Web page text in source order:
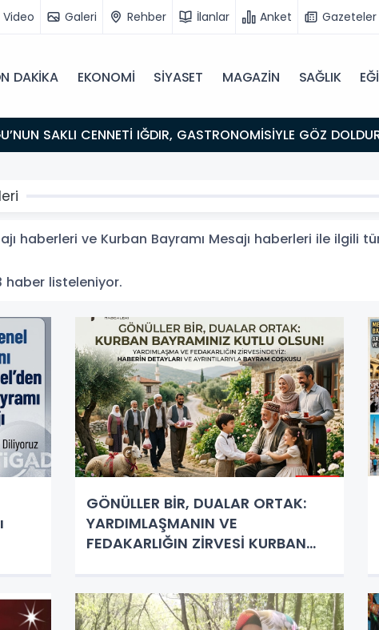
Video Galeri Rehber İlanlar Anket Gazeteler
DAKİKA EKONOMİ SİYASET MAGAZİN SAĞLIK
BULUŞMA NOKTASI
haberleri ve Kurban Bayramı Mesajı haberleri ile ilgili
haber listeleniyor.
GÖNÜLLER BİR, DUALAR ORTAK:
YARDIMLAŞMANIN VE
FEDAKARLIĞIN ZİRVESİ KURBAN